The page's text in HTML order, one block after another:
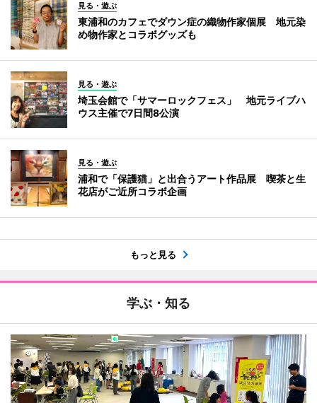
見る・遊ぶ
東浦和のカフェでダウン症の織物作家個展 地元染
め物作家とコラボグッズも
見る・遊ぶ
埼玉会館で「サマーロックフェス」 地元ライブハ
ウス主催で7日間8公演
見る・遊ぶ
浦和で「保護猫」と出合うアート作品展 喫茶と生
花店がご近所コラボ企画
もっと見る
学ぶ・知る